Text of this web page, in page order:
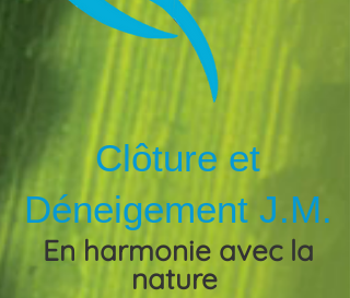
Clôture et
Déneigement J.M.
En harmonie avec la
nature